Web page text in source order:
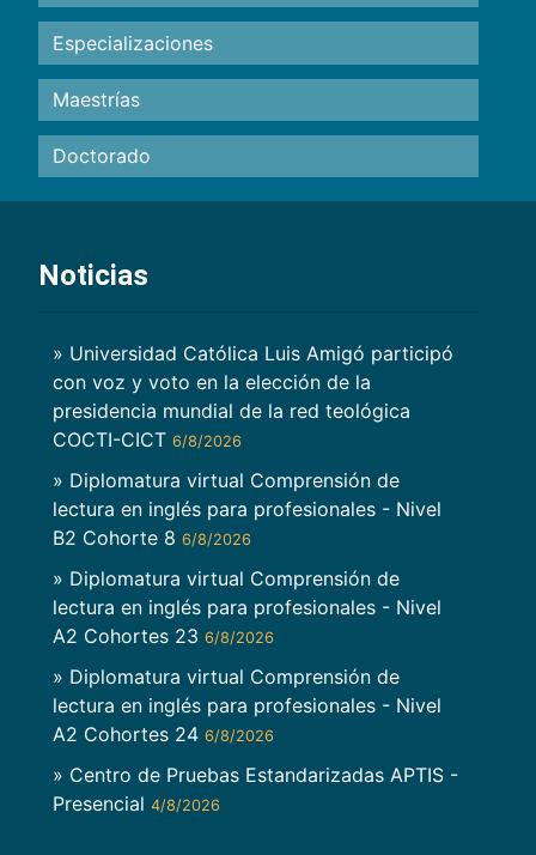
Especializaciones
Maestrías
Doctorado
Noticias
» Universidad Católica Luis Amigó participó
con voz y voto en la elección de la
presidencia mundial de la red teológica
COCTI-CICT 6/8/2026
» Diplomatura virtual Comprensión de
lectura en inglés para profesionales - Nivel
B2 Cohorte 8 6/8/2026
» Diplomatura virtual Comprensión de
lectura en inglés para profesionales - Nivel
A2 Cohortes 23 6/8/2026
» Diplomatura virtual Comprensión de
lectura en inglés para profesionales - Nivel
A2 Cohortes 24 6/8/2026
» Centro de Pruebas Estandarizadas APTIS -
Presencial 4/8/2026